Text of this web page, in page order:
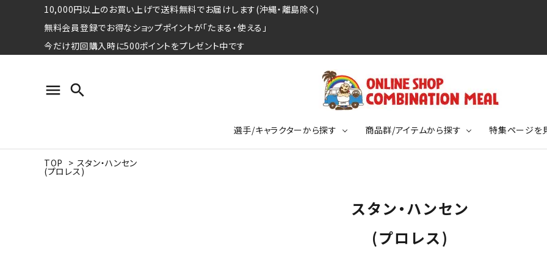
10,000円以上のお買い上げで送料無料でお届けします(沖縄・離島除く)
無料会員登録でお得なショップポイントが「たまる・使える」
今だけ初回購入時に500ポイントをプレゼント中です
menu search
選手/キャラクターから探す
プロ野球選手コレクション
レジェンドサッカー選手シリーズ 競走馬コレクション
商品群/アイテムから探す
Tシャツ
KIDSサイズ
特集ページを
特集ページ
TOP > スタン・ハンセン
(プロレス)
スタン・ハンセン
(プロレス)